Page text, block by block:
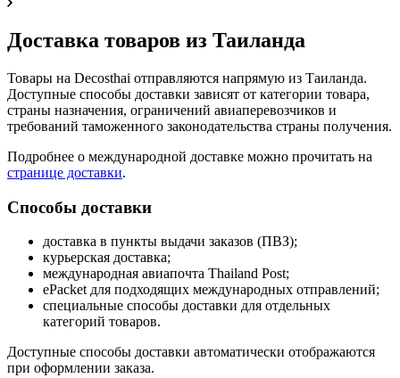
Доставка товаров из Таиланда
Товары на Decosthai отправляются напрямую из Таиланда.
Доступные способы доставки зависят от категории товара,
страны назначения, ограничений авиаперевозчиков и
требований таможенного законодательства страны получения.
Подробнее о международной доставке можно прочитать на
странице доставки.
Способы доставки
доставка в пункты выдачи заказов (ПВЗ);
курьерская доставка;
международная авиапочта Thailand Post;
ePacket для подходящих международных отправлений;
специальные способы доставки для отдельных
категорий товаров.
Доступные способы доставки автоматически отображаются
при оформлении заказа.